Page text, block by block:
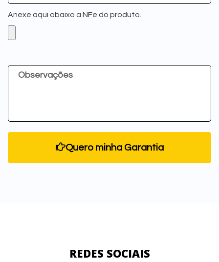
Anexe aqui abaixo a NFe do produto.
Quero minha Garantia
REDES SOCIAIS